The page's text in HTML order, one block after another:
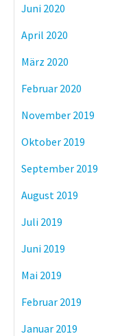
Juni 2020
April 2020
März 2020
Februar 2020
November 2019
Oktober 2019
September 2019
August 2019
Juli 2019
Juni 2019
Mai 2019
Februar 2019
Januar 2019